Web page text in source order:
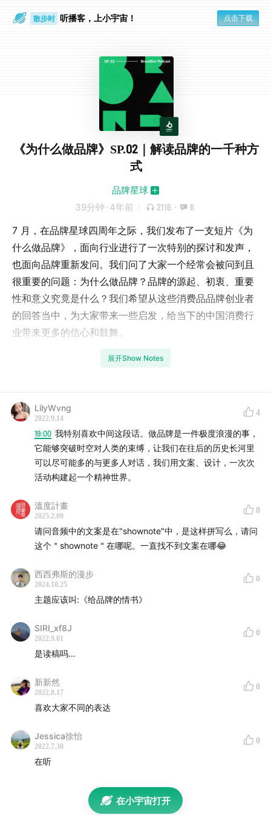
散步时 听播客，上小宇宙！ 点击下载
《为什么做品牌》SP.02｜解读品牌的一千种方
式
品牌星球
39分钟 · 4年前 2116 · 6
7 月，在品牌星球四周年之际，我们发布了一支短片《为
什么做品牌》，面向行业进行了一次特别的探讨和发声，
也面向品牌重新发问。我们问了大家一个经常会被问到且
很重要的问题：为什么做品牌？品牌的源起、初衷、重要
性和意义究竟是什么？我们希望从这些消费品品牌创业者
的回答当中，为大家带来一些启发，给当下的中国消费行
业带来更多的信心和鼓舞。
短片之外，我们还编排制作了这三期播客，以声音的形式
第一期的主题是关于品牌创业的开端和源起，本期的主题
则是有关对于品牌的理解和其意义的探讨。其中共收录了
16 位新消费品牌创业者的回答，他们从如何解读品牌，如
何看待品牌重要性的角度进行了回答。
播客的顺序，整理了相应的文字稿，欢迎大家前往
shownotes 查看。在此，也特别感谢所有品牌的参与和支
你将在节目中听到以下品牌的回答（顺序不分先后）：
02:33 理然 创始人 黄伟强
BOP波普专研 创始人 刘滨
08:12 泽田本家 创始人 石泽政
Indie Pure乐了 创始人 Kris
14:40 加点滋味 联合创始人 何文超
好望水HOPE WATER 合伙人兼CMO 夏明升
22:29 delicates CEO兼主理人 黄东杰
永璞咖啡 创始人 铁皮
YIN隐 创始人兼CEO 武崟
Öarmilk吾岛 联合创始人 刘海龙
展开Show Notes
LilyWvng
2022.9.14
4
19:00 我特别喜欢中间这段话。做品牌是一件极度浪漫的事，
它能够突破时空对人类的束缚，让我们在往后的历史长河里
可以尽可能多的与更多人对话，我们用文案、设计，一次次
活动构建起一个精神世界。
溫度計畫
2025.2.09
0
请问音频中的文案是在"shownote"中，是这样拼写么，请问
这个＂shownote＂在哪呢。一直找不到文案在哪😂
西西弗斯的漫步
2024.10.25
0
主题应该叫:《给品牌的情书》
SIRI_xf8J
2022.9.01
0
是读稿吗…
新新然
2022.8.17
0
喜欢大家不同的表达
Jessica徐怡
2022.7.30
0
在听
在小宇宙打开